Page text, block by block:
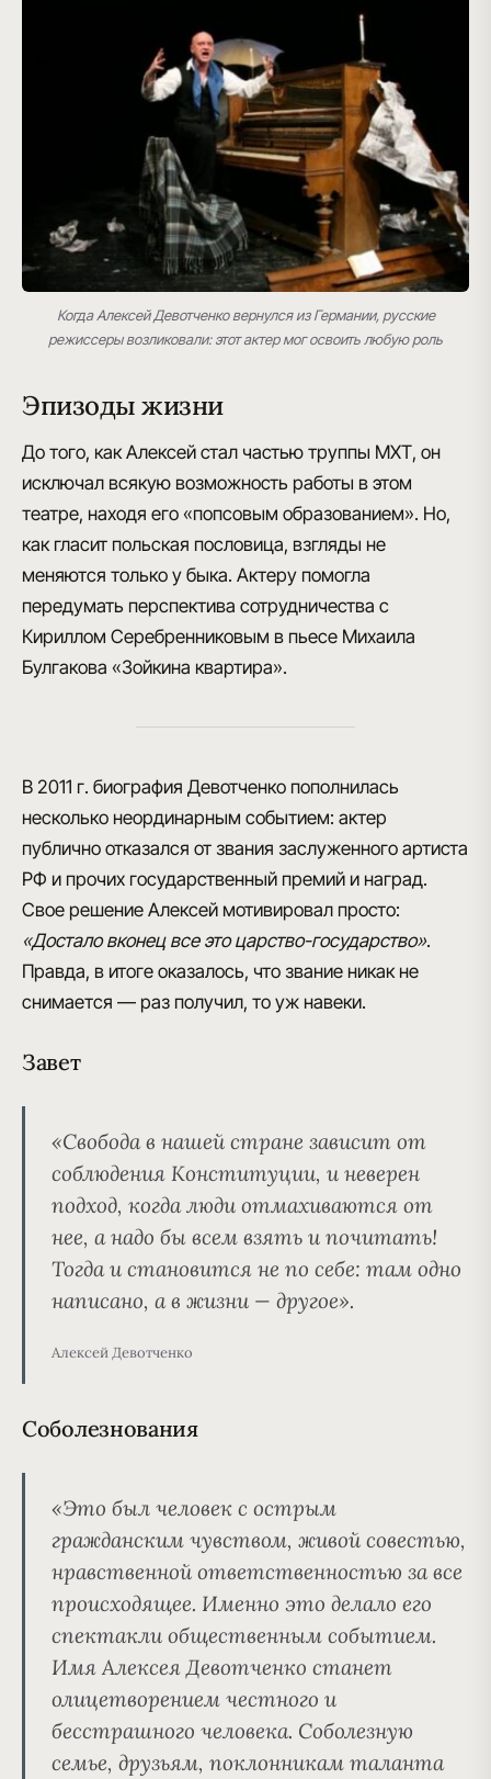
Когда Алексей Девотченко вернулся из Германии, русские
режиссеры возликовали: этот актер мог освоить любую роль
Эпизоды жизни
До того, как Алексей стал частью труппы МХТ, он
исключал всякую возможность работы в этом
театре, находя его «попсовым образованием». Но,
как гласит польская пословица, взгляды не
меняются только у быка. Актеру помогла
передумать перспектива сотрудничества с
Кириллом Серебренниковым в пьесе Михаила
Булгакова «Зойкина квартира».
В 2011 г. биография Девотченко пополнилась
несколько неординарным событием: актер
публично отказался от звания заслуженного артиста
РФ и прочих государственный премий и наград.
Свое решение Алексей мотивировал просто:
«Достало вконец все это царство-государство».
Правда, в итоге оказалось, что звание никак не
снимается — раз получил, то уж навеки.
Завет
«Свобода в нашей стране зависит от
соблюдения Конституции, и неверен
подход, когда люди отмахиваются от
нее, а надо бы всем взять и почитать!
Тогда и становится не по себе: там одно
написано, а в жизни — другое».
Алексей Девотченко
Соболезнования
«Это был человек с острым
гражданским чувством, живой совестью,
нравственной ответственностью за все
происходящее. Именно это делало его
спектакли общественным событием.
Имя Алексея Девотченко станет
олицетворением честного и
бесстрашного человека. Соболезную
семье, друзьям, поклонникам таланта